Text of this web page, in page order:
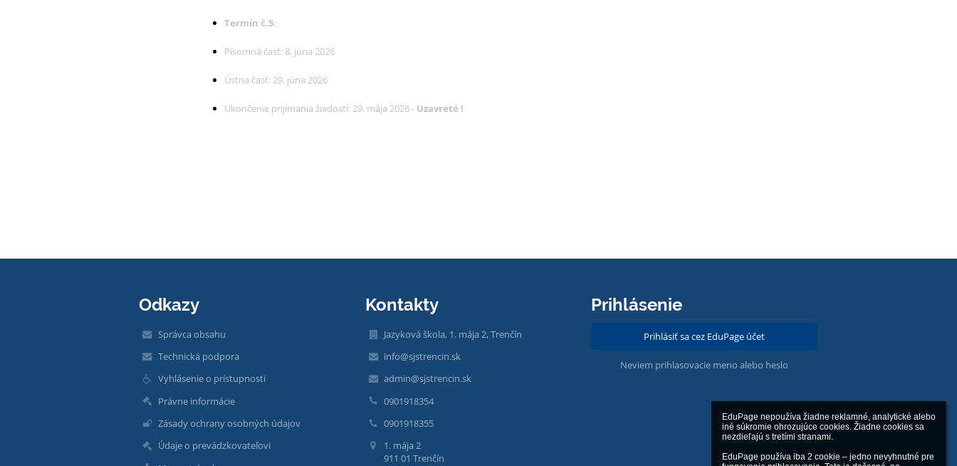
EduPage nepoužíva žiadne reklamné, analytické alebo
iné súkromie ohrozujúce cookies. Žiadne cookies sa
nezdieľajú s tretími stranami.
EduPage používa iba 2 cookie – jedno nevyhnutné pre
Termín č.5:
Písomná časť: 8. júna 2026
Ústna časť: 29. júna 2026
Ukončenie prijímania žiadostí: 29. mája 2026 - Uzavreté !
Odkazy
Správca obsahu
Technická podpora
Vyhlásenie o prístupnosti
Právne informácie
Zásady ochrany osobných údajov
Údaje o prevádzkovateľovi
Kontakty
Jazyková škola, 1. mája 2, Trenčín
info@sjstrencin.sk
admin@sjstrencin.sk
0901918354
0901918355
1. mája 2
911 01 Trenčín
Prihlásenie
Prihlásiť sa cez EduPage účet
Neviem prihlasovacie meno alebo heslo